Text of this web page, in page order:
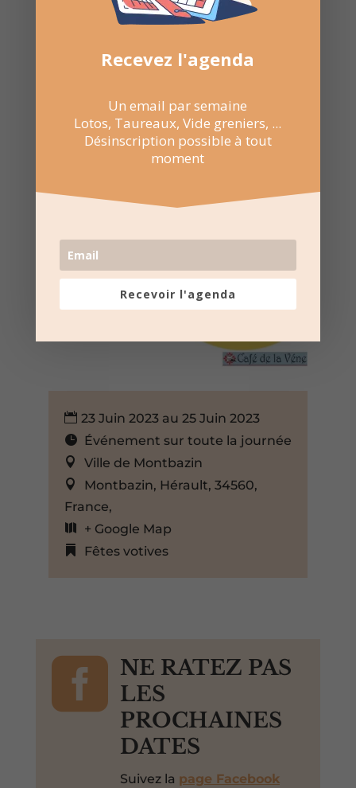
23 Juin 2023 au 25 Juin 2023
Événement sur toute la journée
Ville de Montbazin
Montbazin, Hérault, 34560,
France,
+ Google Map
Fêtes votives

NE RATEZ PAS
LES
PROCHAINES
DATES
Suivez la page Facebook
Recevez l'agenda
Un email par semaine
Lotos, Taureaux, Vide greniers, ...
Désinscription possible à tout
moment
Recevoir l'agenda